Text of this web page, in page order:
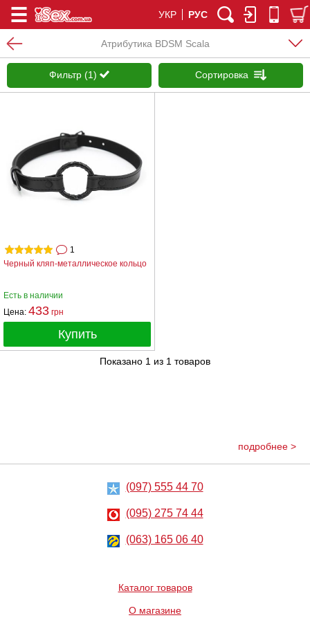
УКР РУС
Атрибутика BDSM Scala
Фильтр (1) Сортировка
Черный кляп-металлическое кольцо
1
Есть в наличии
Цена: 433 грн
Купить
Показано 1 из 1 товаров
подробнее >
(097) 555 44 70
(095) 275 74 44
(063) 165 06 40
Каталог товаров
О магазине